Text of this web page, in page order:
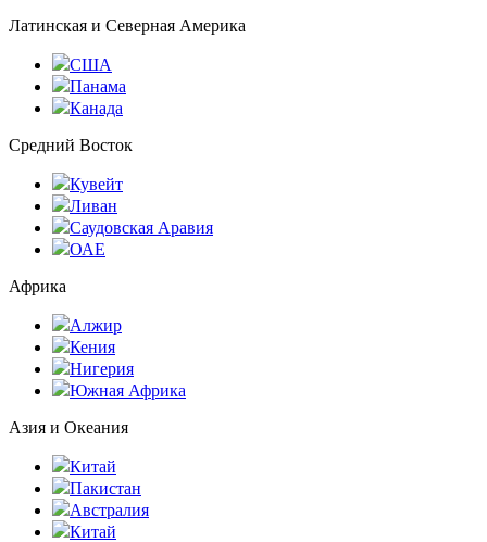
Латинская и Северная Америка
США
Панама
Канада
Средний Восток
Кувейт
Ливан
Саудовская Аравия
ОАЕ
Африка
Алжир
Кения
Нигерия
Южная Африка
Азия и Океания
Китай
Пакистан
Австралия
Китай